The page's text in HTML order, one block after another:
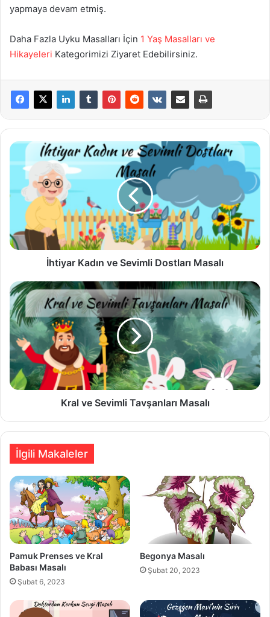
yapmaya devam etmiş.
Daha Fazla Uyku Masalları İçin 1 Yaş Masalları ve
Hikayeleri Kategorimizi Ziyaret Edebilirsiniz.
İhtiyar
Kadın
Sevimli
Dostları
Masalı
İhtiyar Kadın ve Sevimli Dostları Masalı
Kral
ve
Sevimli
Tavşanları
Masalı
Kral ve Sevimli Tavşanları Masalı
İlgili Makaleler
Pamuk Prenses ve Kral
Babası Masalı
Şubat 6, 2023
Begonya Masalı
Şubat 20, 2023